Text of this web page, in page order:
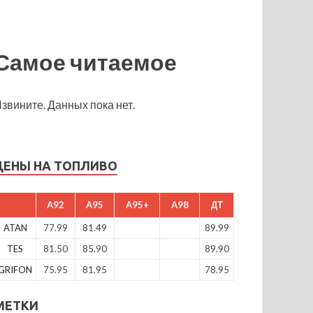
читаемое
Данных пока нет.
НА ТОПЛИВО
A92 A95 A95+ A98 ДТ
ATAN 77.99 81.49
89.99
TES
81.50 85.90
89.90
75.95 81.95 78.95